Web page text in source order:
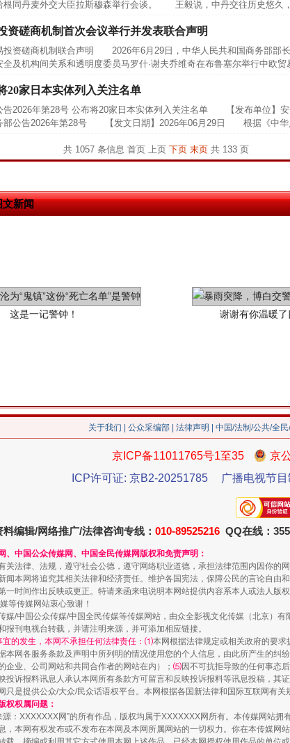
根同丹麦外交大臣拉斯穆森举行会谈。 王毅说，中丹交往历史悠久
资磋商机制首次会议举行并发表联合声明
投资磋商机制联合声明 2026年6月29日，中华人民共和国商务部部
全及机构间关系和透明度委员马罗什·谢夫乔维奇在布鲁塞尔举行中欧贸
20家日本实体列入关注名单
告2026年第28号 公布将20家日本实体列入关注名单 【发布单位
部公告2026年第28号 【发文日期】2026年06月29日 根据《中华
共 1057 条信息 首页 上页 下页 末页共 133 页
文新闻
网上购药对药下症？
今年投资意愿榜
习近平的博鳌关键词
魏明亮严重违纪违
关于我们 公众采编部 法律声明 | 中国/法制/公共/全
京ICP备11011765号1至35
京
ICP许可证: 京B2-20251785
广播电视节
料编辑/网络推广/法律咨询专线： 010-89525216 QQ在线：
、中国公众传媒网、中国全民传媒网版权和免责声明：
关法律、法规，遵守社会公德，遵守网络职业道德，承担法律范围内因你
闻本网将追究其相关法律和经济责任。维护各国宪法，保障公民的言论自
一时间作出反映或更正。特请来函来电说明本网站提供内容系本人或法人
等传媒网站衷心致谢！
媒/中国公众传媒/中国全民传媒等传媒网站，由众全影视文化传媒（北京）
报刊电视台转载，并请注明来源，并可添加相应链接。
宜的发生，本网不承担任何法律责任：⑴本网根据法律规定或相关政府的要求
本网各服务条款及声明中所列明的情况使用您的个人信息，由此所产生的纠纷
企业、公司网站和共同合作者的网站在内）； ⑸因不可抗拒导致的任何事态后
投诉报料讯息人承认本网所有条款方可留言和反映投诉报料等讯息投稿，
只是提供公众/大众/民众话语权平台。本网根据各国新法律和国际互联网有关
权权属问题：
源：XXXXXXX网”的所有作品，版权均属于XXXXXXX网所有。本传媒网站
，本网有权发布或不发布在本网及本网所属网站的一切权力。你在本传媒